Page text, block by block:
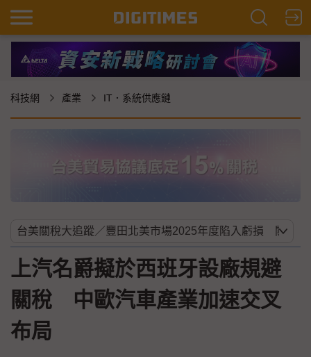
科技網 產業 IT．系統供應鏈
上汽名爵擬於西班牙設廠規避
關稅 中歐汽車產業加速交叉
布局